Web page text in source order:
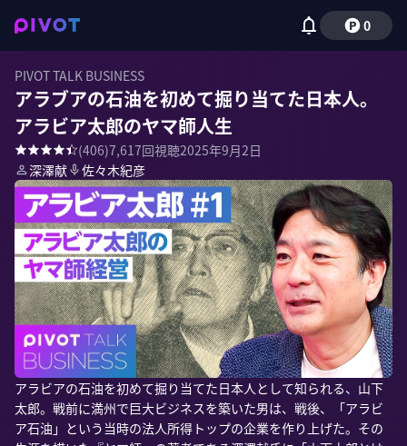
0
PIVOT TALK BUSINESS
アラブアの石油を初めて掘り当てた日本人。
アラビア太郎のヤマ師人生
(406)7,617回視聴2025年9月2日
深澤献
佐々木紀彦
アラビアの石油を初めて掘り当てた日本人として知られる、山下
太郎。戦前に満州で巨大ビジネスを築いた男は、戦後、「アラビ
ア石油」という当時の法人所得トップの企業を作り上げた。その